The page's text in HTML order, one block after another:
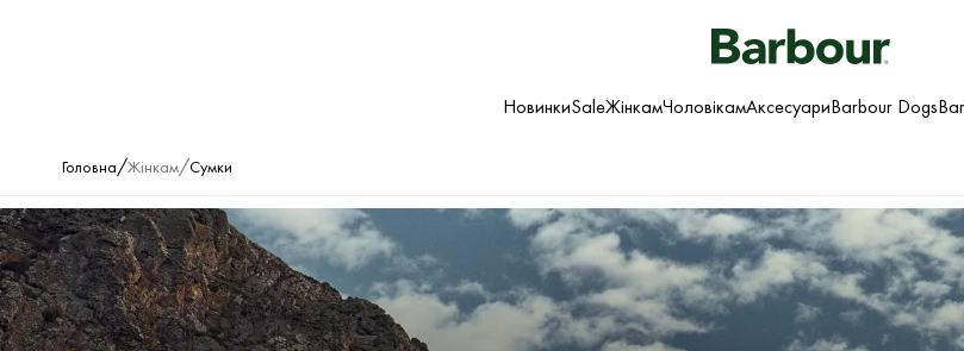
НовинкиSaleЖінкамЧоловікамАксесуариBarbour Dogs
Головна/Жінкам/Сумки